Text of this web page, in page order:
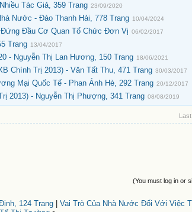
Tác Giả, 359 Trang 23/09/2020
Nước - Đào Thanh Hải, 778 Trang 10/04/2024
Đầu Cơ Quan Tổ Chức Đơn Vị 06/02/2017
Trang 13/04/2017
- Nguyễn Thị Lan Hương, 150 Trang 18/06/2021
Chính Trị 2013) - Văn Tất Thu, 471 Trang 30/03/2017
Mại Quốc Tế - Phan Ánh Hè, 292 Trang 20/12/2017
2013) - Nguyễn Thị Phượng, 341 Trang 08/08/2019
(You must log in or
124 Trang| Vai Trò Của Nhà Nước Đối Với Việc